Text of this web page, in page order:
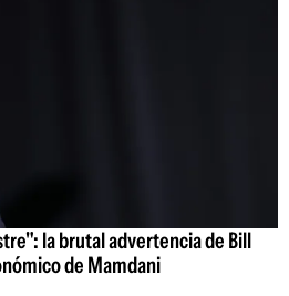
la brutal advertencia de Bill
de Mamdani